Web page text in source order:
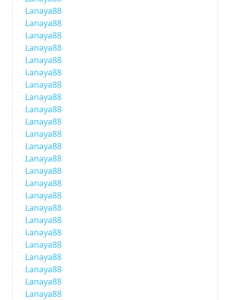
Lanaya88
Lanaya88
Lanaya88
Lanaya88
Lanaya88
Lanaya88
Lanaya88
Lanaya88
Lanaya88
Lanaya88
Lanaya88
Lanaya88
Lanaya88
Lanaya88
Lanaya88
Lanaya88
Lanaya88
Lanaya88
Lanaya88
Lanaya88
Lanaya88
Lanaya88
Lanaya88
Lanaya88